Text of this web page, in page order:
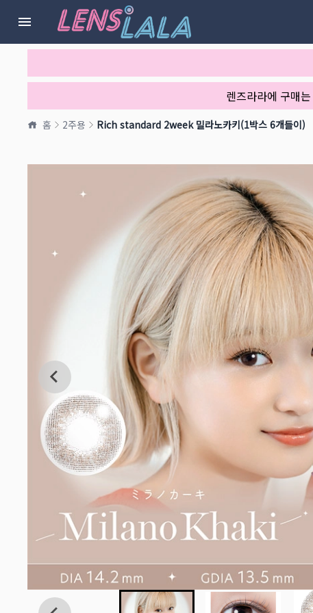
렌즈라라에 구매는
홈 2주용 Rich standard 2week 밀라노카키(1박스 6개들이)